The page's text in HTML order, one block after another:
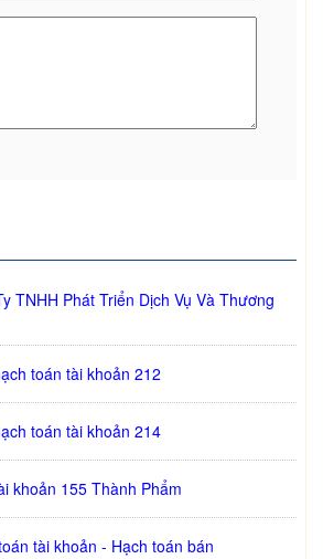
TNHH Phát Triển Dịch Vụ Và Thương
toán tài khoản 212
toán tài khoản 214
khoản 155 Thành Phẩm
tài khoản - Hạch toán bán